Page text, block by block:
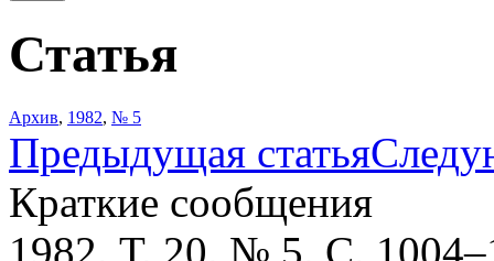
Статья
Архив, 1982, № 5
Предыдущая статья
Краткие сообщения
1982. Т. 20. № 5. С.